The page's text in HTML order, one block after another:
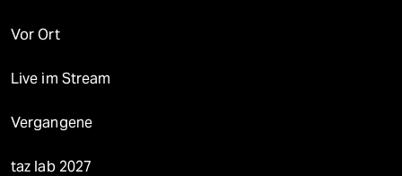
Vor Ort
Live im Stream
Vergangene
taz lab 2027